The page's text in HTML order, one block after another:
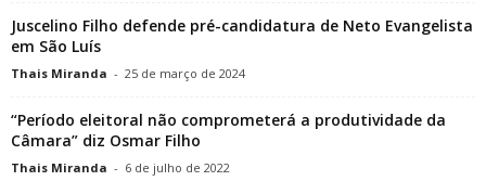
Juscelino Filho defende pré-candidatura de Neto Evangelista
em São Luís
Thais Miranda - 25 de março de 2024
“Período eleitoral não comprometerá a produtividade da
Câmara” diz Osmar Filho
Thais Miranda - 6 de julho de 2022